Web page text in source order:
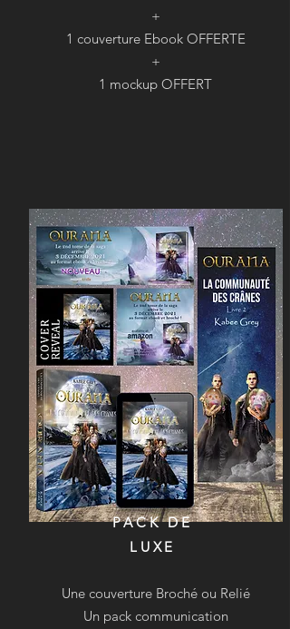
+
1 couverture Ebook OFFERTE
+
1 mockup OFFERT
PACK DE
LUXE
Une couverture Broché ou Relié
Un pack communication